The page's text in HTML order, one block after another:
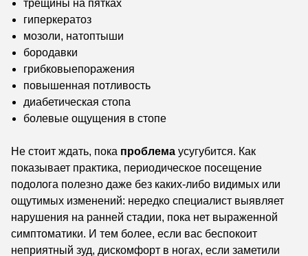
трещины на пятках
гиперкератоз
мозоли, натоптыши
бородавки
грибковыепоражения
повышенная потливость
диабетическая стопа
болевые ощущения в стопе
Не стоит ждать, пока проблема усугубится. Как
показывает практика, периодическое посещение
подолога полезно даже без каких-либо видимых или
ощутимых изменений: нередко специалист выявляет
нарушения на ранней стадии, пока нет выраженной
симптоматики. И тем более, если вас беспокоит
неприятный зуд, дискомфорт в ногах, если заметили